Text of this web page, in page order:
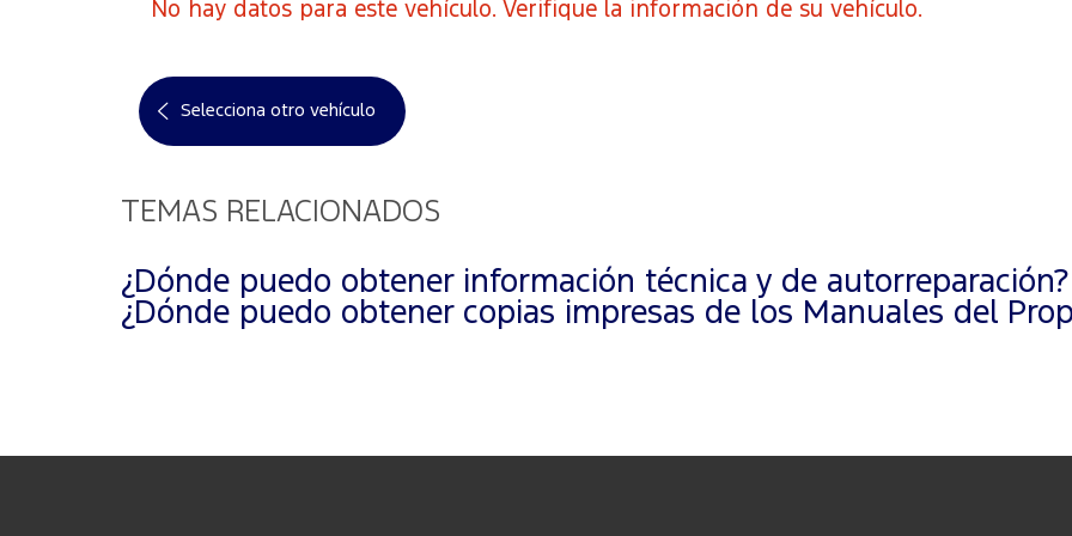
No hay datos para este vehículo. Verifique la información de su vehículo.
Selecciona otro vehículo
TEMAS RELACIONADOS
¿Dónde puedo obtener información técnica y de autorreparación?
¿Dónde puedo obtener copias impresas de los Manuales del